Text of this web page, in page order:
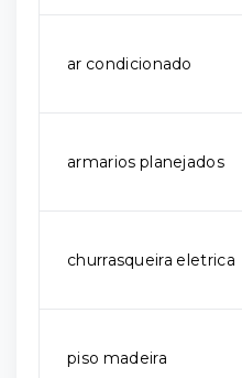
ar condicionado
armarios planejados
churrasqueira eletrica
piso madeira